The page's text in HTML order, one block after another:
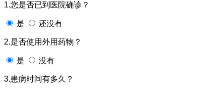
1.您是否已到医院确诊？
是 还没有
2.是否使用外用药物？
是 没有
3.患病时间有多久？